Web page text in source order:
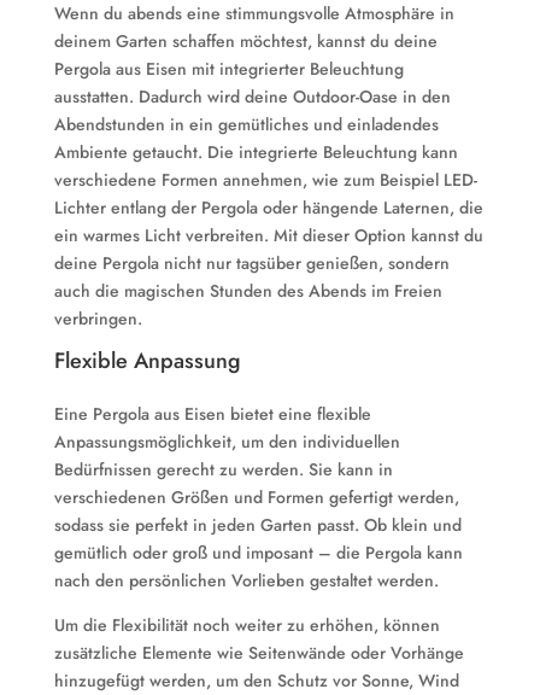
Wenn du abends eine stimmungsvolle Atmosphäre in
deinem Garten schaffen möchtest, kannst du deine
Pergola aus Eisen mit integrierter Beleuchtung
ausstatten. Dadurch wird deine Outdoor-Oase in den
Abendstunden in ein gemütliches und einladendes
Ambiente getaucht. Die integrierte Beleuchtung kann
verschiedene Formen annehmen, wie zum Beispiel LED-
Lichter entlang der Pergola oder hängende Laternen, die
ein warmes Licht verbreiten. Mit dieser Option kannst du
deine Pergola nicht nur tagsüber genießen, sondern
auch die magischen Stunden des Abends im Freien
verbringen.
Flexible Anpassung
Eine Pergola aus Eisen bietet eine flexible
Anpassungsmöglichkeit, um den individuellen
Bedürfnissen gerecht zu werden. Sie kann in
verschiedenen Größen und Formen gefertigt werden,
sodass sie perfekt in jeden Garten passt. Ob klein und
gemütlich oder groß und imposant – die Pergola kann
nach den persönlichen Vorlieben gestaltet werden.
Um die Flexibilität noch weiter zu erhöhen, können
zusätzliche Elemente wie Seitenwände oder Vorhänge
hinzugefügt werden, um den Schutz vor Sonne, Wind